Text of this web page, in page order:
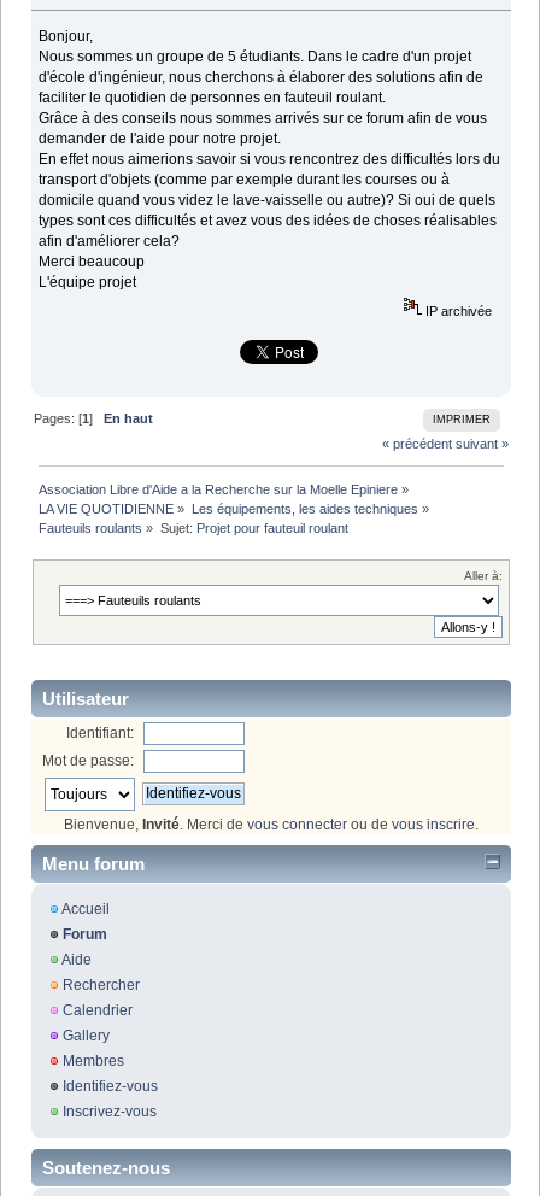
Bonjour,
Nous sommes un groupe de 5 étudiants. Dans le cadre d'un projet
d'école d'ingénieur, nous cherchons à élaborer des solutions afin de
faciliter le quotidien de personnes en fauteuil roulant.
Grâce à des conseils nous sommes arrivés sur ce forum afin de vous
demander de l'aide pour notre projet.
En effet nous aimerions savoir si vous rencontrez des difficultés lors du
transport d'objets (comme par exemple durant les courses ou à
domicile quand vous videz le lave-vaisselle ou autre)? Si oui de quels
types sont ces difficultés et avez vous des idées de choses réalisables
afin d'améliorer cela?
Merci beaucoup
L'équipe projet
IP archivée
IMPRIMER
Pages: [1]En haut
« précédent suivant »
Association Libre d'Aide a la Recherche sur la Moelle Epiniere »
LA VIE QUOTIDIENNE » Les équipements, les aides techniques »
Fauteuils roulants » Sujet: Projet pour fauteuil roulant
Aller à:
Utilisateur
Identifiant:
Mot de passe:
Bienvenue, Invité. Merci de vous connecter ou de vous inscrire.
Menu forum
Accueil
Forum
Aide
Rechercher
Calendrier
Gallery
Membres
Identifiez-vous
Inscrivez-vous
Soutenez-nous